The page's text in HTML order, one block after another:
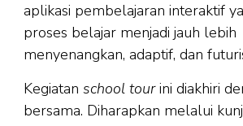
aplikasi pembelajaran interaktif
proses belajar menjadi jauh lebih
menyenangkan, adaptif, dan
Kegiatan school tourini diakhiri
bersama. Diharapkan melalui